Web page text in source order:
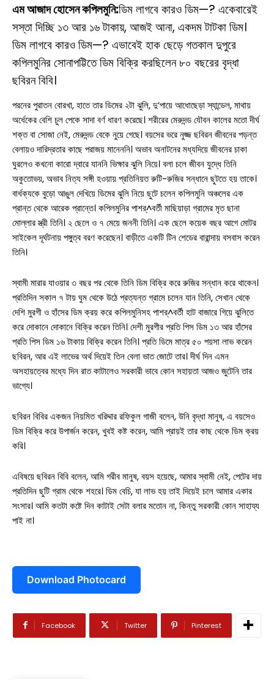
সারাদেশ
দেবহাটা তালা
কালিগঞ্জ
কলারোয়া
বিনোদন
এম আজাদ হোসেন কপিলমুনি:ডিম লাগবে কারও ডিম—? একেবারেই
সস্তা দিচ্ছি ১৩ আর ১৬ টাকায়, আজই আনা, একদম টাটকা ডিম।
ডিম লাগবে কারও ডিম—? এভাবেই হাক ছেড়ে গতকাল দুপুরে
কপিলমুনির সোনাপট্টিতে ডিম বিক্রি করছিলেন ৮০ বছরের বৃদ্ধা
ছবিরন বিবি।
পরনের পুরাতন বোরখা, হাতে তার ডিমের ২টা ঝুলি, দু’পায়ে আধোছেড়া স্যান্ডেল, মাথায়
অর্ধেকের বেশি চুল পেকে সাদা বর্ণ ধারণ করেছে। শরীরের মেরুদন্ড যৌবন কালের মতো দীর্ঘ
শক্ত বা সোজা নেই, মেরুদন্ড বেকে নুয়ে গেছে। বয়সের ভরে নুজ্জ ছবিরন জীবনের পড়ন্ত
বেলায়ও দারিদ্রতার কাছে পরাজয় মানেননি। অভাব অনাটনের মধ্যদিয়ে জীবনের চাকা
ঘুরলেও কখনো কারো দ্বারে যাননি ভিক্ষার ঝুলি নিয়ে। বলা চলে জীবন যুদ্ধে তিনি
অকুতোভয়, অভাব নিত্য সঙ্গী হওয়ায় প্রতিনিয়ত রুটি-রুজির সন্ধানে ছুটতে হয় তাকে।
বার্ধক্যকে বুড়ো আঙুল দেখিয়ে ডিমের ঝুলি নিয়ে ছুটে চলেন কপিলমুনি অঞ্চলের এক
প্রান্ত থেকে আরেক প্রান্তে। কপিলমুনির পাশর্^বর্তী মাছিয়াড়া গ্রামের মৃত ছানা
মোল্লার স্ত্রী তিনি। ২ ছেলে ও ৭ মেয়ে জননী তিনি। এক ছেলে কয়েক বছর আগে মোটর
সাইকেল দূর্ঘটনায় পঙ্গুত্ব বরণ করেছেন। বাড়ীতে একটি টিন শেডের বারান্দায় বসবাস করেন
তিনি।
স্বামী মারার যাওয়ার ৩ বছর পর থেকে তিনি ডিম বিক্রি করে রুজির সন্ধান করে থাকেন।
প্রতিদিন সকাল ৭ টায় ঘুম থেকে উঠে প্রত্যন্ত গ্রামে চলেন যান তিনি, সেখান থেকে
দেশি মুরগী ও হাঁসের ডিম ক্রয় করে কপিলমুনিসহ পাশর্^বর্তী হাট বাজারে গিয়ে ঝুলিতে
করে দোকানে দোকানে বিক্রি করেন তিনি। দেশী মুরগীর প্রতি পিস ডিম ১৩ আর হাঁসের
প্রতি পিস ডিম ১৬ টাকায় বিক্রি করেন তিনি। প্রতি ডিমে মাত্র ৫০ পয়সা লাভ করেন
ছবিরন, আর এই লাভের অর্থ দিয়েই তিন বেলা ভাত জোটে তার। দীর্ঘ দিন এমন
অসহায়ত্বের মধ্যে দিন রাত কাটালেও সরকারী ভাবে কোন সহায়তা আজও জুটেনি তার
ভাগ্যে।
ছবিরন বিবির একজন নিয়মিত খরিদ্দার রফিকুল গাজী বলেন, উনি বৃদ্ধা মানুষ, এ বয়সেও
ডিম বিক্রি করে উপার্জন করেন, খুবই কষ্ট করেন, আমি প্রায়ই তার কাছ থেকে ডিম ক্রয়
করি।
এবিষয়ে ছবিরন বিবি বলেন, আমি গরীব মানুষ, বয়স হয়েছে, আমার স্বামী নেই, পেটের দায়
প্রতিদিন ছুটি গ্রাম থেকে শহরে। ডিম বেচি, যা লাভ হয় তাই দিয়েই চলে আমার একার
সংসার। আমি কতটা কষ্টে দিন কাটাই সেটা বলার মতোন না, কিন্তু সরকারী কোন সাহায্য
পাই না।
Download Photocard
Facebook Twitter Pinterest